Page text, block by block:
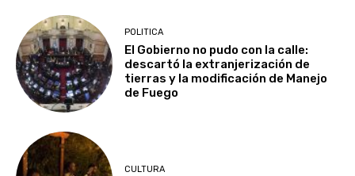
POLITICA
El Gobierno no pudo con la calle:
descartó la extranjerización de
tierras y la modificación de Manejo
de Fuego
CULTURA